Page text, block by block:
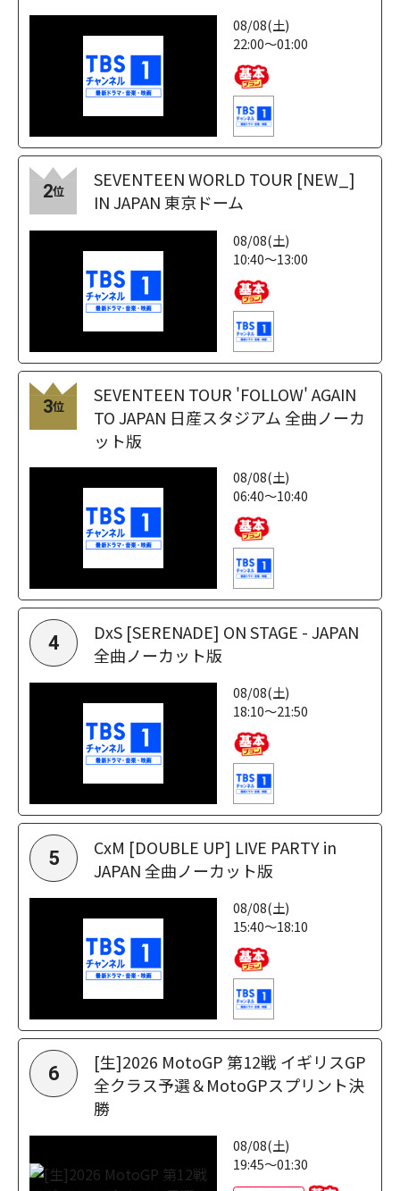
08/08(土)
22:00～01:00
2位
SEVENTEEN WORLD TOUR [NEW_]
IN JAPAN 東京ドーム
08/08(土)
10:40～13:00
3位
SEVENTEEN TOUR 'FOLLOW' AGAIN
TO JAPAN 日産スタジアム 全曲ノーカ
ット版
08/08(土)
06:40～10:40
4
DxS [SERENADE] ON STAGE - JAPAN
全曲ノーカット版
08/08(土)
18:10～21:50
5
CxM [DOUBLE UP] LIVE PARTY in
JAPAN 全曲ノーカット版
08/08(土)
15:40～18:10
6
[生]2026 MotoGP 第12戦 イギリスGP
全クラス予選＆MotoGPスプリント決
勝
08/08(土)
19:45～01:30